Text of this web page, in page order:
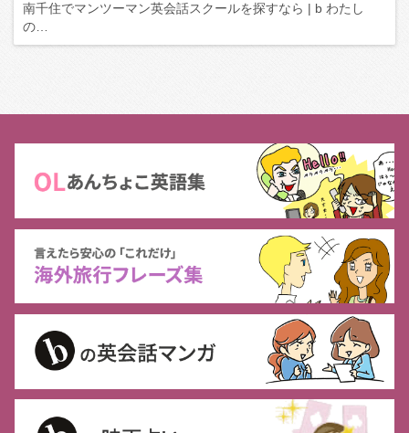
南千住でマンツーマン英会話スクールを探すなら | b わたし
の…